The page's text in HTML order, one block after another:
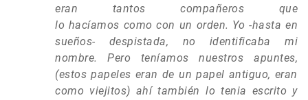
eran tantos compañeros que
lo hacíamos como con un orden. Yo -hasta en
sueños- despistada, no identificaba mi
nombre. Pero teníamos nuestros apuntes,
(estos papeles eran de un papel antiguo, eran
como viejitos) ahí también lo tenia escrito y